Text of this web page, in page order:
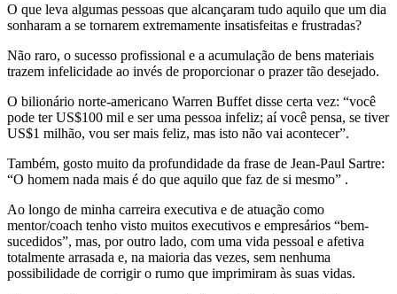
O que leva algumas pessoas que alcançaram tudo aquilo que um dia
sonharam a se tornarem extremamente insatisfeitas e frustradas?
Não raro, o sucesso profissional e a acumulação de bens materiais
trazem infelicidade ao invés de proporcionar o prazer tão desejado.
O bilionário norte-americano Warren Buffet disse certa vez: “você
pode ter US$100 mil e ser uma pessoa infeliz; aí você pensa, se tiver
US$1 milhão, vou ser mais feliz, mas isto não vai acontecer”.
Também, gosto muito da profundidade da frase de Jean-Paul Sartre:
“O homem nada mais é do que aquilo que faz de si mesmo” .
Ao longo de minha carreira executiva e de atuação como
mentor/coach tenho visto muitos executivos e empresários “bem-
sucedidos”, mas, por outro lado, com uma vida pessoal e afetiva
totalmente arrasada e, na maioria das vezes, sem nenhuma
possibilidade de corrigir o rumo que imprimiram às suas vidas.